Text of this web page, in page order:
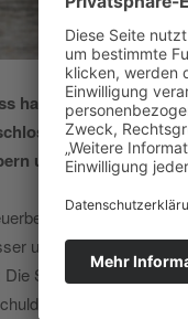
hat eine
Die
und -nehmern
von
unterstützen. Doch
Steuerfreiheit
Arbeitslohn“